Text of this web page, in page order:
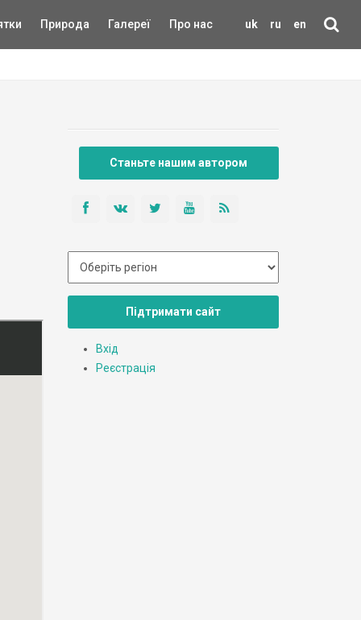
uk ru en
Природа Галереї Про нас
Станьте нашим автором
Підтримати сайт
Вхід
Реєстрація